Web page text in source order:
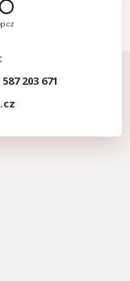
203 671